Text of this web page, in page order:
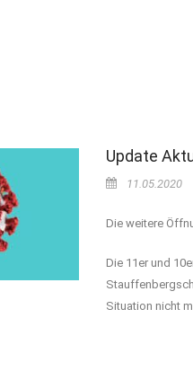
Update
11.05.2020
Die weitere
Die 11er und
Situation nicht